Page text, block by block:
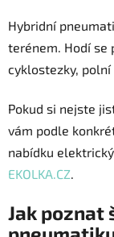
Hybridní
terénem. Hodí se
cyklostezky,
Pokud si nejste
vám podle
nabídku
EKOLKA.CZ.
Jak poznat